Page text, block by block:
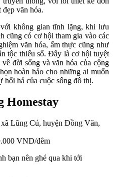
văn hóa.
không gian tĩnh lặng, khi lưu
cũng có cơ hội tham gia vào các
văn hóa, ẩm thực cũng như
tộc thiểu số. Đây là cơ hội tuyệt
đời sống và văn hóa của cộng
hoàn hảo cho những ai muốn
hối hả của cuộc sống đô thị.
Homestay
Lũng Cú, huyện Đồng Văn,
VND/đêm